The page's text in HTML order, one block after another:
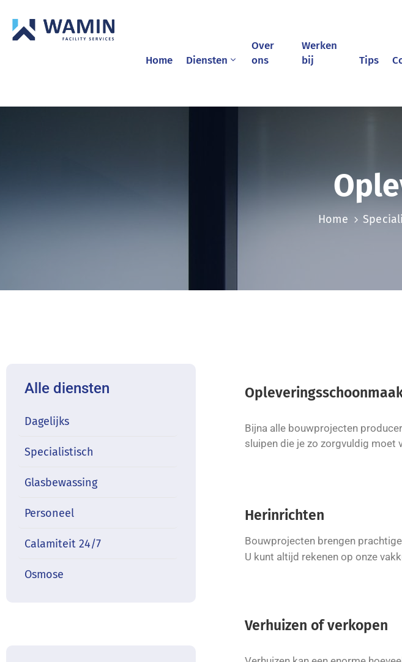
Home Diensten
Over
ons
Werken
bij
Tips
Home
Alle diensten
Dagelijks
Specialistisch
Glasbewassing
Personeel
Calamiteit 24/7
Osmose
Bijna alle bouwprojecten
sluipen die je zo zorgvuldig moet
Herinrichten
Bouwprojecten brengen
U kunt altijd rekenen op onze
Verhuizen of verkopen